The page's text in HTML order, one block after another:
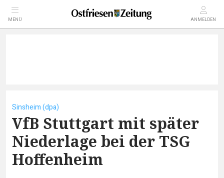
MENÜ ANMELDEN
Sinsheim (dpa)
VfB Stuttgart mit später
Niederlage bei der TSG
Hoffenheim